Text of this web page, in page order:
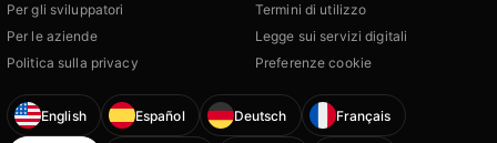
Per gli sviluppatori
Per le aziende
Politica sulla privacy
Termini di utilizzo
Legge sui servizi digitali
Preferenze cookie
English Español Deutsch Français